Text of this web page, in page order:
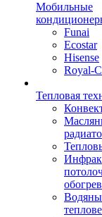
Мобильные
Funai
Ecostar
Hisense
Royal-
Тепловая